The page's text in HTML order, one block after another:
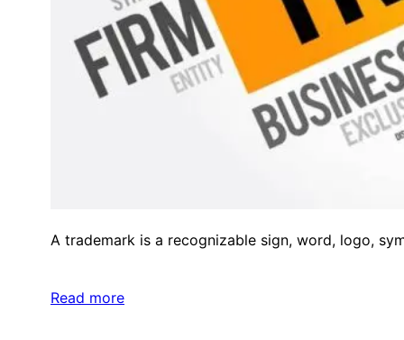
A trademark is a recognizable sign, word, logo,
Read more